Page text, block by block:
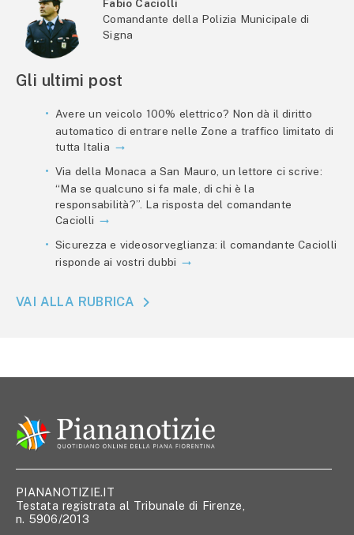
Fabio Caciolli
Comandante della Polizia Municipale di
Signa
Gli ultimi post
Avere un veicolo 100% elettrico? Non dà il diritto
automatico di entrare nelle Zone a traffico limitato di
tutta Italia
Via della Monaca a San Mauro, un lettore ci scrive:
“Ma se qualcuno si fa male, di chi è la
responsabilità?”. La risposta del comandante
Caciolli
Sicurezza e videosorveglianza: il comandante Caciolli
risponde ai vostri dubbi
VAI ALLA RUBRICA
PIANANOTIZIE.IT
Testata registrata al Tribunale di Firenze,
n. 5906/2013